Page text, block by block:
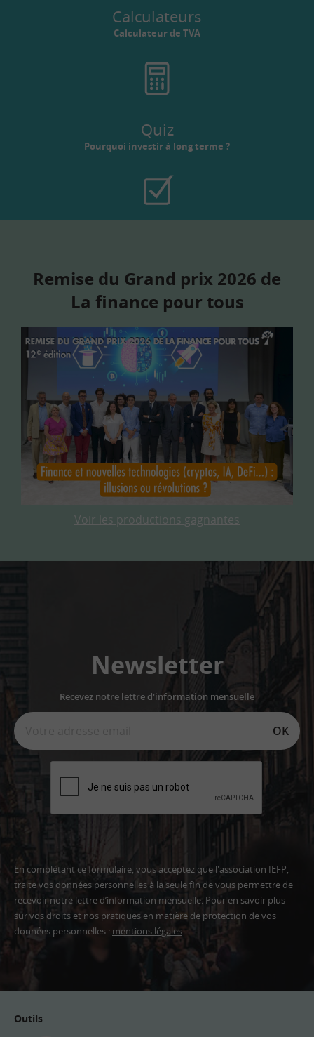
Calculateurs
Calculateur de TVA
Quiz
Pourquoi investir à long terme ?
Remise du Grand prix 2026 de
La finance pour tous
Voir les productions gagnantes
Newsletter
Recevez notre lettre d'information mensuelle
OK
En complétant ce formulaire, vous acceptez que l'association IEFP,
traite vos données personnelles à la seule fin de vous permettre de
recevoir notre lettre d’information mensuelle. Pour en savoir plus
sur vos droits et nos pratiques en matière de protection de vos
données personnelles : mentions légales
Outils